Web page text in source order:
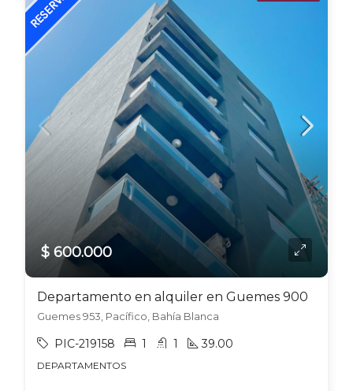
$ 600.000
Departamento en alquiler en Guemes 900
Guemes 953, Pacífico, Bahía Blanca
PIC-219158 1 1 39.00
DEPARTAMENTOS